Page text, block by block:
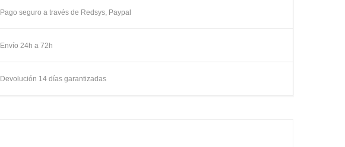
Pago seguro a través de Redsys, Paypal
Envío 24h a 72h
Devolución 14 días garantizadas